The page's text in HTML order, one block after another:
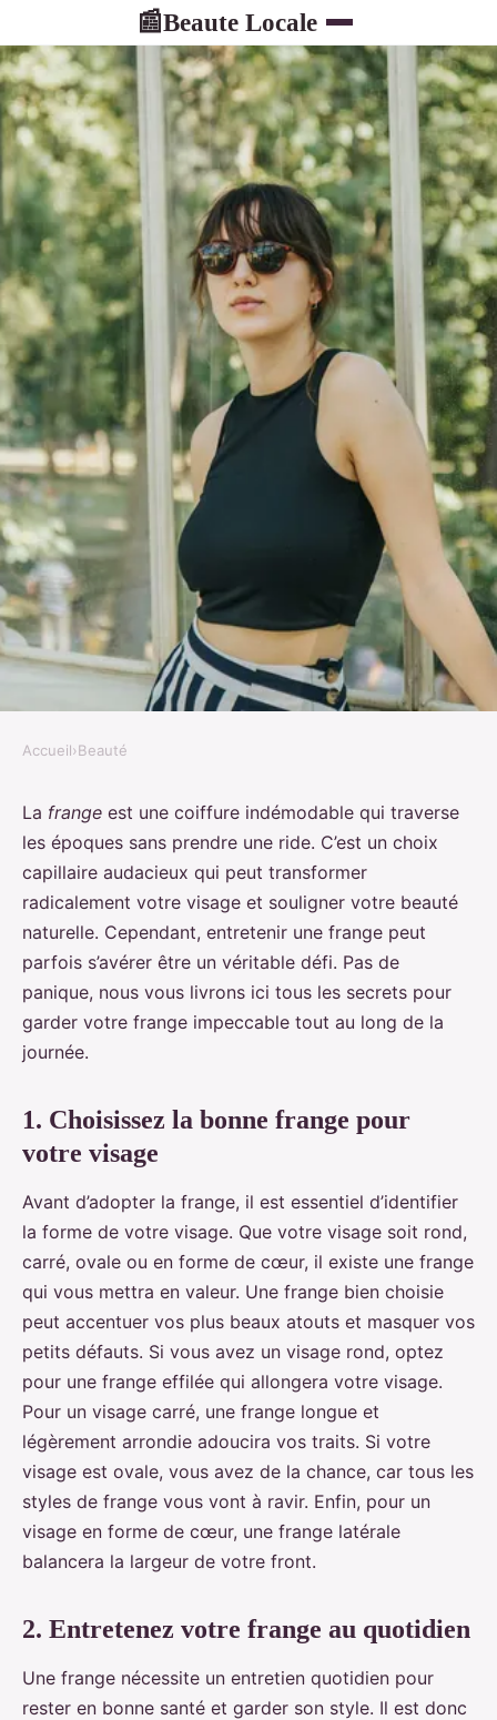
📰Beaute Locale
Quel est le secret pour maintenir
une frange impeccable tout au
long de la journée?
Ali•5 avril 2024•5 min de lecture
Accueil›Beauté
La frange est une coiffure indémodable qui traverse
les époques sans prendre une ride. C’est un choix
capillaire audacieux qui peut transformer
radicalement votre visage et souligner votre beauté
naturelle. Cependant, entretenir une frange peut
parfois s’avérer être un véritable défi. Pas de
panique, nous vous livrons ici tous les secrets pour
garder votre frange impeccable tout au long de la
journée.
1. Choisissez la bonne frange pour
votre visage
Avant d’adopter la frange, il est essentiel d’identifier
la forme de votre visage. Que votre visage soit rond,
carré, ovale ou en forme de cœur, il existe une frange
qui vous mettra en valeur. Une frange bien choisie
peut accentuer vos plus beaux atouts et masquer vos
petits défauts. Si vous avez un visage rond, optez
pour une frange effilée qui allongera votre visage.
Pour un visage carré, une frange longue et
légèrement arrondie adoucira vos traits. Si votre
visage est ovale, vous avez de la chance, car tous les
styles de frange vous vont à ravir. Enfin, pour un
visage en forme de cœur, une frange latérale
balancera la largeur de votre front.
2. Entretenez votre frange au quotidien
Une frange nécessite un entretien quotidien pour
rester en bonne santé et garder son style. Il est donc